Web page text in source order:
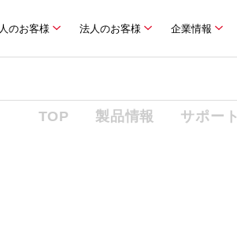
のお客様 法人のお客様 企業情報
TOP 製品情報 サポート